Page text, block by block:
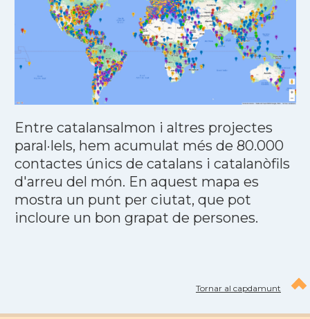
Entre catalansalmon i altres projectes
paral·lels, hem acumulat més de 80.000
contactes únics de catalans i catalanòfils
d'arreu del món. En aquest mapa es
mostra un punt per ciutat, que pot
incloure un bon grapat de persones.
Tornar al capdamunt